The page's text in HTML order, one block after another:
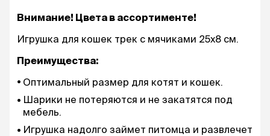
Внимание! Цвета в ассортименте!
Игрушка для кошек трек с мячиками 25х8 см.
Преимущества:
Оптимальный размер для котят и кошек.
Шарики не потеряются и не закатятся под
мебель.
Игрушка надолго займет питомца и развлечет